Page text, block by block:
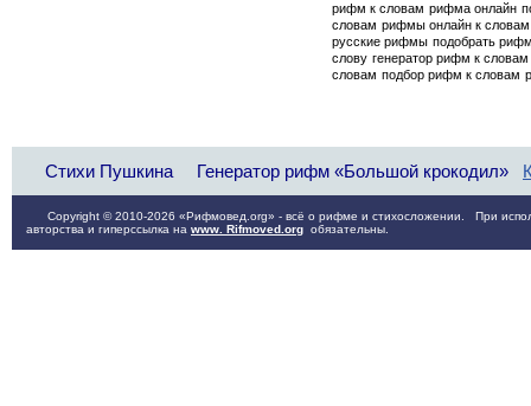
рифм к словам рифма онлайн
словам рифмы онлайн к словам
русские рифмы подобрать
слову генератор рифм к словам
словам подбор рифм к словам
Стихи Пушкина Генератор рифм «Большой крокодил»
Copyright © 2010-2026 «Рифмовед.org» - всё о рифме и стихосложении. При
авторства и гиперссылка на www. Rifmoved.org обязательны.